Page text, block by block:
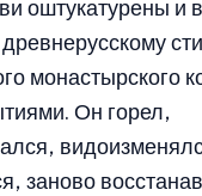
оштукатурены и
монастырского
Он горел,
заново